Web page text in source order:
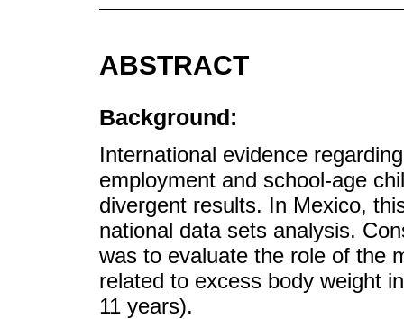
ABSTRACT
Background:
International evidence
employment and school-age
divergent results. In Mexico,
national data sets analysis.
was to evaluate the role of the
related to excess body weight
11 years).